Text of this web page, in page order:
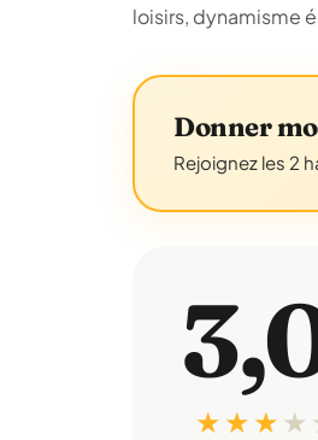
loisirs, dynamisme
Donner
Rejoignez les 2
★ ★ ★ ★